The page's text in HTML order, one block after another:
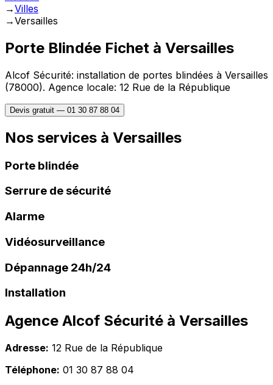
→Villes
→Versailles
Porte Blindée Fichet à Versailles
Alcof Sécurité: installation de portes blindées à Versailles
(78000). Agence locale: 12 Rue de la République
Devis gratuit — 01 30 87 88 04
Nos services à Versailles
Porte blindée
Serrure de sécurité
Alarme
Vidéosurveillance
Dépannage 24h/24
Installation
Agence Alcof Sécurité à Versailles
Adresse: 12 Rue de la République
Téléphone: 01 30 87 88 04